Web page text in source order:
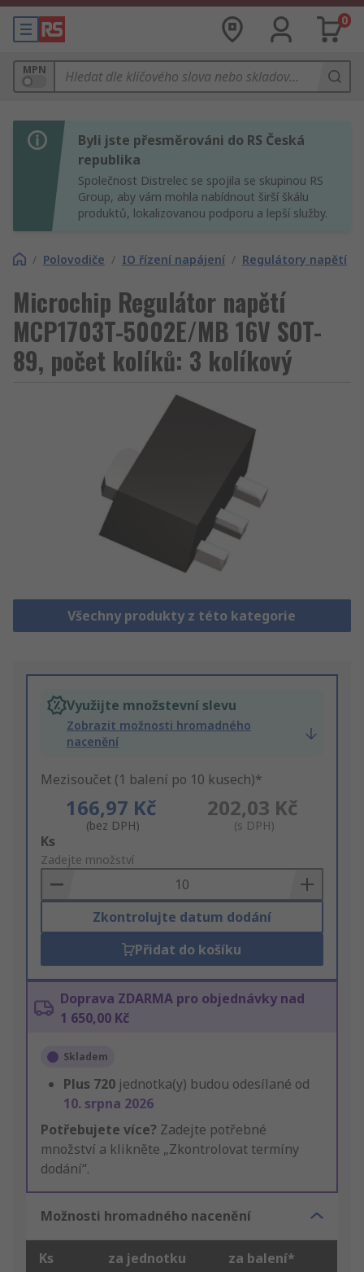
0
MPN
Byli jste přesměrováni do RS Česká
republika
Společnost Distrelec se spojila se skupinou RS
Group, aby vám mohla nabídnout širší škálu
produktů, lokalizovanou podporu a lepší služby.
/ Polovodiče / IO řízení napájení / Regulátory napětí
Microchip Regulátor napětí
MCP1703T-5002E/MB 16V SOT-
89, počet kolíků: 3 kolíkový
Všechny produkty z této kategorie
Využijte množstevní slevu
Zobrazit možnosti hromadného
nacenění
Mezisoučet (1 balení po 10 kusech)*
166,97 Kč
(bez DPH)
202,03 Kč
(s DPH)
Add
to
Basket
Ks
Zadejte množství
Zkontrolujte datum dodání
Přidat do košíku
Doprava ZDARMA pro objednávky nad
1 650,00 Kč
Skladem
Plus 720 jednotka(y) budou odesílané od
10. srpna 2026
Potřebujete více? Zadejte potřebné
množství a klikněte „Zkontrolovat termíny
dodání“.
Možnosti hromadného nacenění
Ks za jednotku za balení*